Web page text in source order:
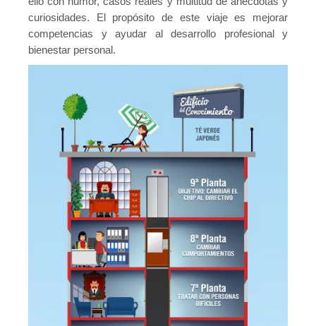
curiosidades. El propósito de este viaje es mejorar
competencias y ayudar al desarrollo profesional y
bienestar personal.